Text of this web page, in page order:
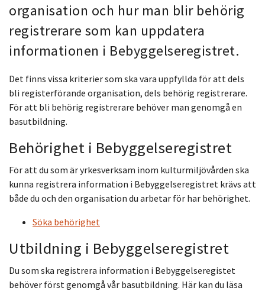
organisation och hur man blir behörig
registrerare som kan uppdatera
informationen i Bebyggelseregistret.
Det finns vissa kriterier som ska vara uppfyllda för att dels
bli registerförande organisation, dels behörig registrerare.
För att bli behörig registrerare behöver man genomgå en
basutbildning.
Behörighet i Bebyggelseregistret
För att du som är yrkesverksam inom kulturmiljövården ska
kunna registrera information i Bebyggelseregistret krävs att
både du och den organisation du arbetar för har behörighet.
Söka behörighet
Utbildning i Bebyggelseregistret
Du som ska registrera information i Bebyggelseregistet
behöver först genomgå vår basutbildning. Här kan du läsa